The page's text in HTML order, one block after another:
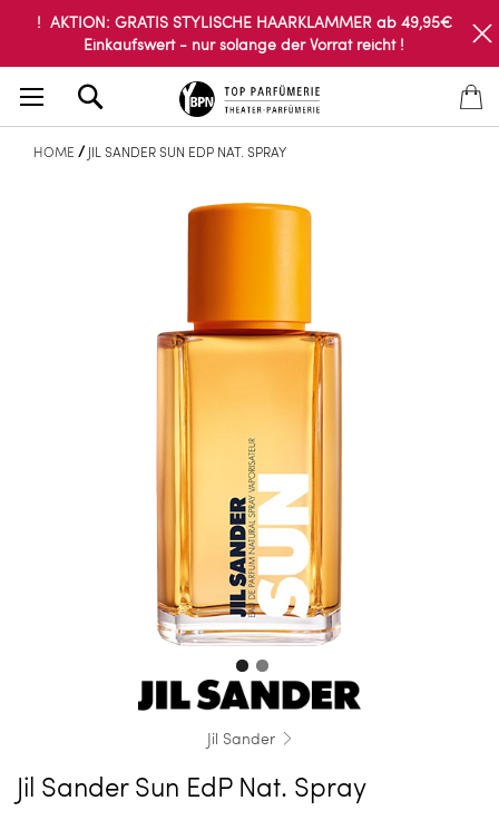
! AKTION: GRATIS STYLISCHE HAARKLAMMER ab 49,95€
Einkaufswert - nur solange der Vorrat reicht !
HOME JIL SANDER SUN EDP NAT. SPRAY
Jil Sander
Jil Sander Sun EdP Nat. Spray